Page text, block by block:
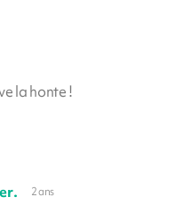
la honte !
2 ans